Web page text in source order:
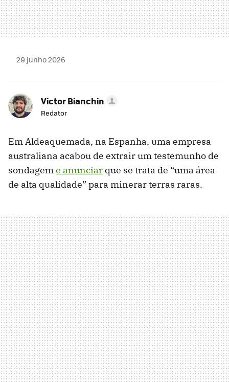
29 junho 2026
Victor Bianchin
Redator
Em Aldeaquemada, na Espanha, uma empresa
australiana acabou de extrair um testemunho de
sondageme anunciar que se trata de “uma área
de alta qualidade” para minerar terras raras.